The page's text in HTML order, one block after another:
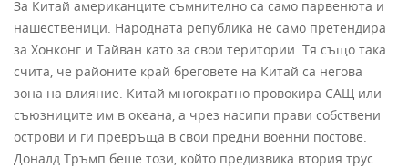
За Китай американците съмнително са само парвенюта и
нашественици. Народната република не само претендира
за Хонконг и Тайван като за свои територии. Тя също така
счита, че районите край бреговете на Китай са негова
зона на влияние. Китай многократно провокира САЩ или
съюзниците им в океана, а чрез насипи прави собствени
острови и ги превръща в свои предни военни постове.
Доналд Тръмп беше този, който предизвика втория трус.